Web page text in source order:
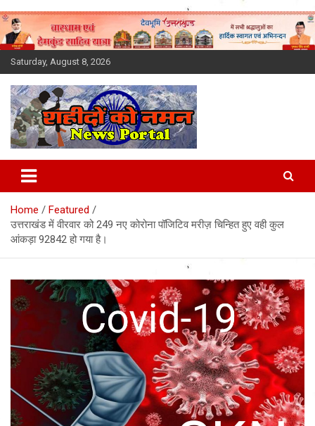
Skip
to
content
Saturday, August 8, 2026
Latest News Today, Breaking
News, Uttarakhand News in
Hindi
Home
Featured
उत्तराखंड में वीरवार को 249 नए कोरोना पॉजिटिव मरीज़ चिन्हित हुए वही कुल
आंकड़ा 92842 हो गया है।